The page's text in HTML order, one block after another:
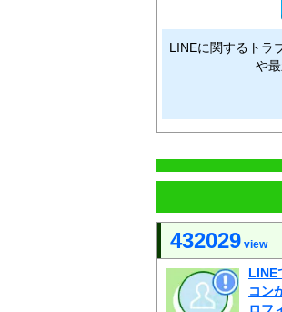
LINEに関するトラ
や
432029 view
LINE
コン